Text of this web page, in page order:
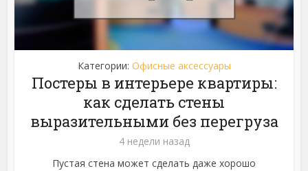
Категории: Офисные аксессуары
Постеры в интерьере квартиры:
как сделать стены
выразительными без перегруза
4 недели назад
Пустая стена может сделать даже хорошо